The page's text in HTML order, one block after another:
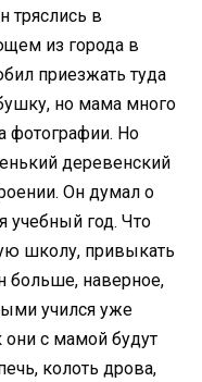
тряслись в
из города в
приезжать туда
но мама много
фотографии. Но
деревенский
Он думал о
учебный год. Что
школу, привыкать
больше, наверное,
учился уже
они с мамой будут
колоть дрова,